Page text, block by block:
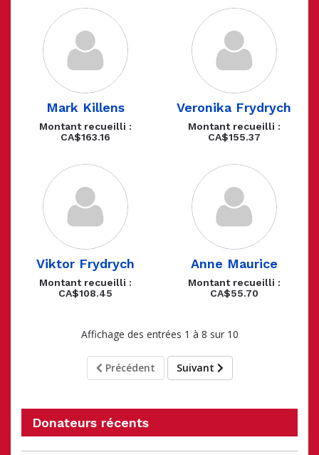
Mark Killens
Montant recueilli :
CA$163.16
Veronika Frydrych
Montant recueilli :
CA$155.37
Viktor Frydrych
Montant recueilli :
CA$108.45
Anne Maurice
Montant recueilli :
CA$55.70
Affichage des entrées 1 à 8 sur 10
Précédent Suivant
Donateurs récents